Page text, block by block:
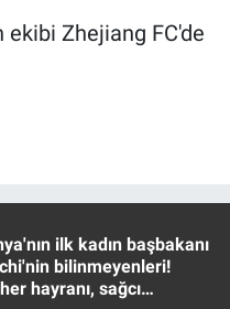
ekibi Zhejiang FC'de
ilk kadın başbakanı
bilinmeyenleri!
hayranı, sağcı